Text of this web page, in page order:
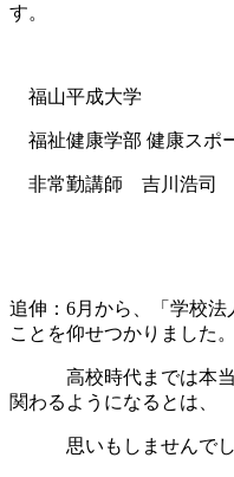
す。
福山平成大学
福祉健康学部 健康スポ
非常勤講師 吉川浩司
追伸：6月から、「学校
ことを仰せつかりました。
高校時代までは本当に
関わるようになるとは、
思いもしませんでし